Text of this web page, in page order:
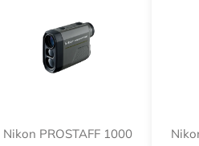
Nikon PROSTAFF 1000